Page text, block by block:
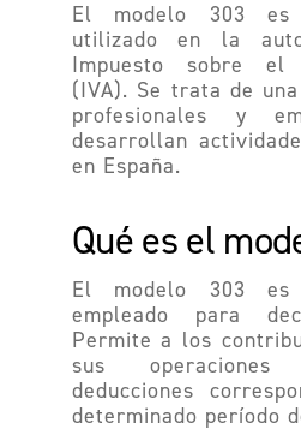
El modelo 303 es
utilizado en la
Impuesto sobre el
(IVA). Se trata de
profesionales y
desarrollan
en España.
Qué es el
El modelo 303 es
empleado para
Permite a los
sus
deducciones
determinado período